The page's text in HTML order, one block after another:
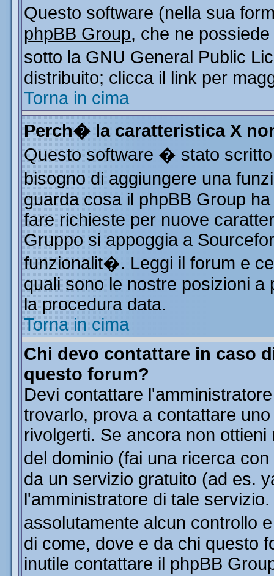
Questo software (nella sua
phpBB Group, che ne
sotto la GNU General Public
distribuito; clicca il link per
Torna in cima
Perch� la caratteristica X
Questo software � stato
bisogno di aggiungere una
guarda cosa il phpBB Group
fare richieste per nuove
Gruppo si appoggia a
funzionalit�. Leggi il forum e
quali sono le nostre posizioni
la procedura data.
Torna in cima
Chi devo contattare in caso
questo forum?
Devi contattare
trovarlo, prova a contattare
rivolgerti. Se ancora non
del dominio (fai una ricerca
da un servizio gratuito (ad es.
l'amministratore di tale
assolutamente alcun controllo
di come, dove e da chi questo
inutile contattare il phpBB